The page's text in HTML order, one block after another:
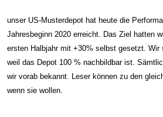
unser US-Musterdepot hat heute die
Jahresbeginn 2020 erreicht. Das Ziel hatten
ersten Halbjahr mit +30% selbst gesetzt. Wir
weil das Depot 100 % nachbildbar ist.
wir vorab bekannt. Leser können zu den
wenn sie wollen.